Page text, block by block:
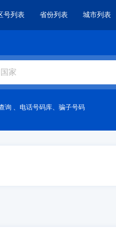
号列表 省份列表 城市列表
询 、 电话号码库、 骗子号码